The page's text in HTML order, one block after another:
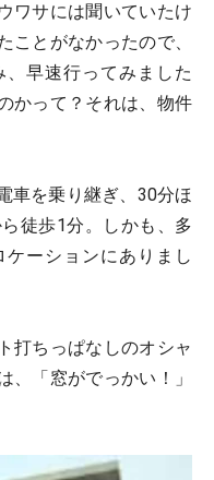
ワサには聞いていたけ
ことがなかったので、
、早速行ってみました
かって？それは、物件
車を乗り継ぎ、30分ほ
徒歩1分。しかも、多
ーションにありまし
打ちっぱなしのオシャ
、「窓がでっかい！」